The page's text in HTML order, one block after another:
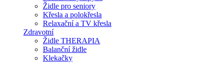
Židle pro seniory
Křesla a polokřesla
Relaxační a TV křesla
Zdravotní
Židle THERAPIA
Balanční židle
Klekačky